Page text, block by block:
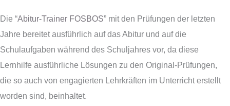
Die “Abitur-Trainer FOSBOS” mit den Prüfungen der letzten
Jahre bereitet ausführlich auf das Abitur und auf die
Schulaufgaben während des Schuljahres vor, da diese
Lernhilfe ausführliche Lösungen zu den Original-Prüfungen,
die so auch von engagierten Lehrkräften im Unterricht erstellt
worden sind, beinhaltet.